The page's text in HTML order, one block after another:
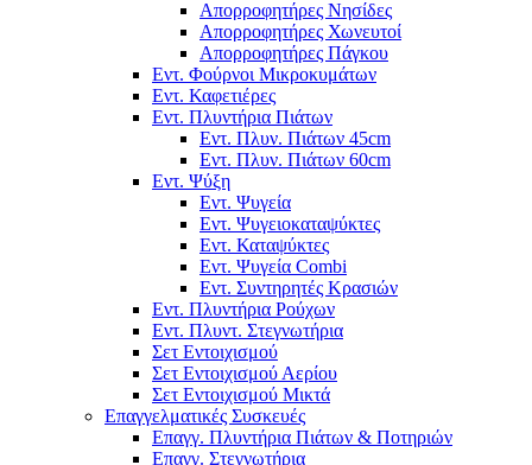
Απορροφητήρες Νησίδες
Απορροφητήρες Χωνευτοί
Απορροφητήρες Πάγκου
Εντ. Φούρνοι Μικροκυμάτων
Εντ. Καφετιέρες
Εντ. Πλυντήρια Πιάτων
Εντ. Πλυν. Πιάτων 45cm
Εντ. Πλυν. Πιάτων 60cm
Εντ. Ψύξη
Εντ. Ψυγεία
Εντ. Ψυγειοκαταψύκτες
Εντ. Καταψύκτες
Εντ. Ψυγεία Combi
Εντ. Συντηρητές Κρασιών
Εντ. Πλυντήρια Ρούχων
Εντ. Πλυντ. Στεγνωτήρια
Σετ Εντοιχισμού
Σετ Εντοιχισμού Αερίου
Σετ Εντοιχισμού Μικτά
Επαγγελματικές Συσκευές
Επαγγ. Πλυντήρια Πιάτων & Ποτηριών
Επαγγ. Στεγνωτήρια